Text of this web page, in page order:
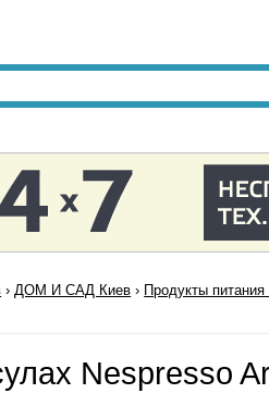
›ДОМ И САД Киев › Продукты
Nespresso